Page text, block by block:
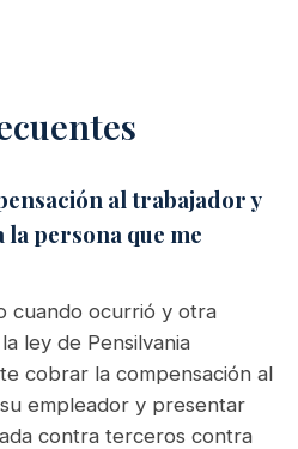
al trabajador y
persona que me
cuando ocurrió y otra
ley de Pensilvania
cobrar la compensación al
empleador y presentar
contra terceros contra